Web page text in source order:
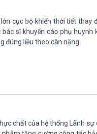
cục bộ khiến thời tiết thay
sĩ khuyến cáo phụ
đúng liều theo cân nặng.
chất của hệ thống Lãnh sự